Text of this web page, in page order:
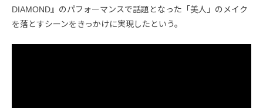
DIAMOND』のパフォーマンスで話題となった「美人」のメイク
を落とすシーンをきっかけに実現したという。